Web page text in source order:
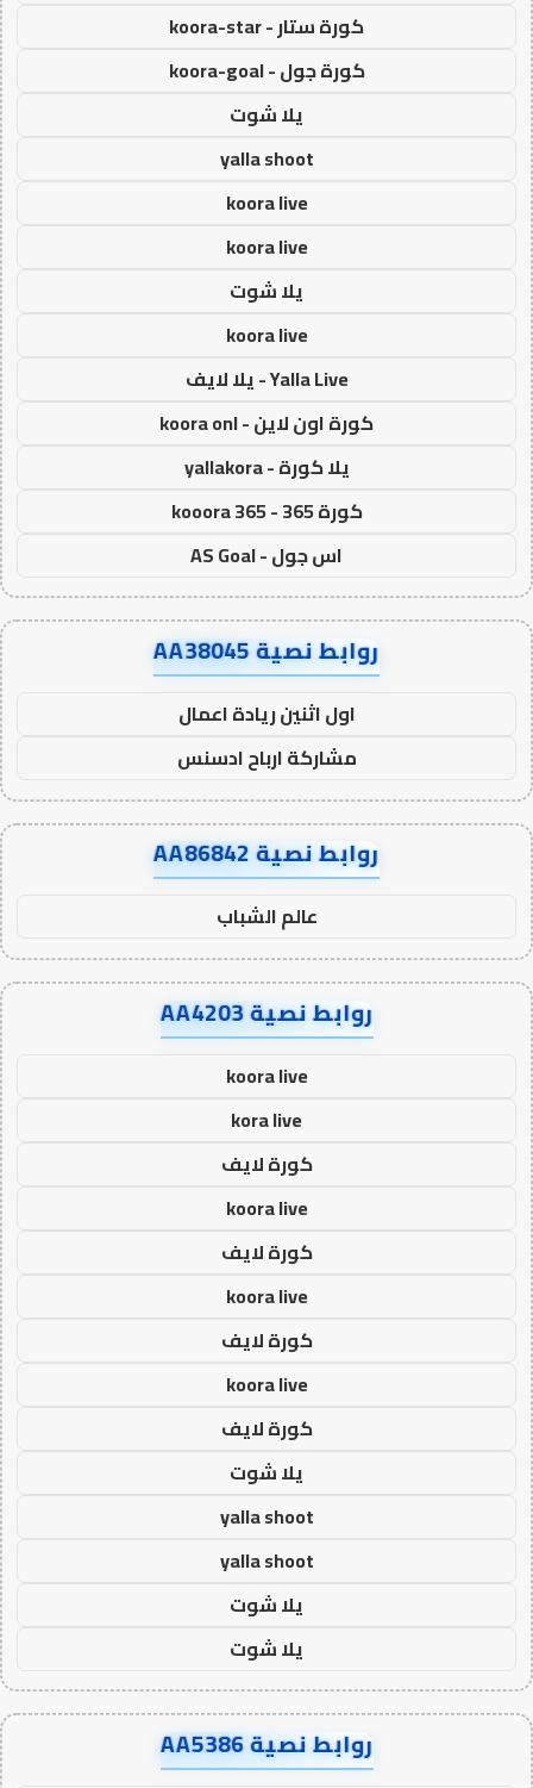
كورة ستار - koora-star
كورة جول - koora-goal
يلا شوت
yalla shoot
koora live
koora live
يلا شوت
koora live
Yalla Live - يلا لايف
كورة اون لاين - koora onl
يلا كورة - yallakora
كورة 365 - kooora 365
اس جول - AS Goal
روابط نصية AA38045
اول اثنين ريادة اعمال
مشاركة ارباح ادسنس
روابط نصية AA86842
عالم الشباب
روابط نصية AA4203
koora live
kora live
كورة لايف
koora live
كورة لايف
koora live
كورة لايف
koora live
كورة لايف
يلا شوت
yalla shoot
yalla shoot
يلا شوت
يلا شوت
روابط نصية AA5386